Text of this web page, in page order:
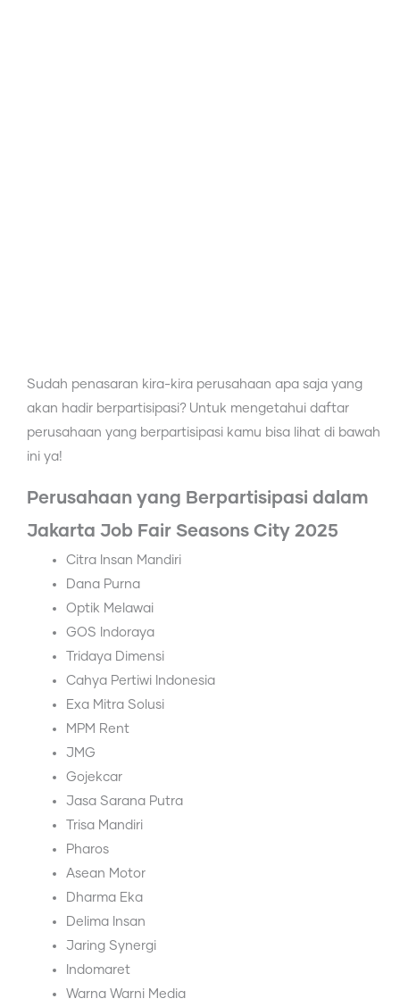
Sudah penasaran kira-kira perusahaan apa saja yang
akan hadir berpartisipasi? Untuk mengetahui daftar
perusahaan yang berpartisipasi kamu bisa lihat di bawah
ini ya!
Perusahaan yang Berpartisipasi dalam
Jakarta Job Fair Seasons City 2025
⁠Citra Insan Mandiri
Dana Purna
⁠Optik Melawai
⁠GOS Indoraya
⁠Tridaya Dimensi
⁠Cahya Pertiwi Indonesia
⁠Exa Mitra Solusi
⁠MPM Rent
⁠JMG
⁠Gojekcar
⁠Jasa Sarana Putra
⁠Trisa Mandiri
⁠Pharos
⁠Asean Motor
⁠Dharma Eka
⁠Delima Insan
⁠Jaring Synergi
⁠Indomaret
⁠Warna Warni Media